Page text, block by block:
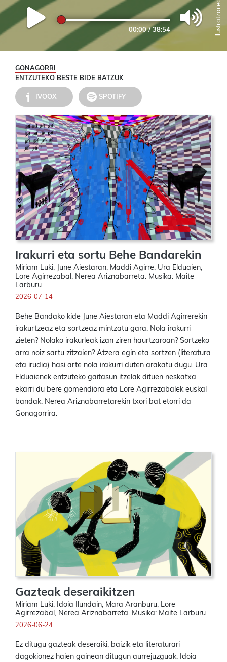
00:00/38:54
GONAGORRI
ENTZUTEKO BESTE BIDE BATZUK
IVOOX SPOTIFY
Irakurri eta sortu Behe Bandarekin
Miriam Luki, June Aiestaran, Maddi Agirre, Ura Elduaien,
Lore Agirrezabal, Nerea Ariznabarreta. Musika: Maite
Larburu
2026-07-14
Behe Bandako kide June Aiestaran eta Maddi Agirrerekin
irakurtzeaz eta sortzeaz mintzatu gara. Nola irakurri
zieten? Nolako irakurleak izan ziren haurtzaroan? Sortzeko
arra noiz sartu zitzaien? Atzera egin eta sortzen (literatura
eta irudia) hasi arte nola irakurri duten arakatu dugu. Ura
Elduaienek entzuteko gaitasun itzelak dituen neskatxa
ekarri du bere gomendiora eta Lore Agirrezabalek euskal
bandak. Nerea Ariznabarretarekin txori bat etorri da
Gonagorrira.
Gazteak deseraikitzen
Miriam Luki, Idoia Ilundain, Mara Aranburu, Lore
Agirrezabal, Nerea Ariznabarreta. Musika: Maite Larburu
2026-06-24
Ez ditugu gazteak deseraiki, baizik eta literaturari
dagokionez haien gainean ditugun aurrejuzguak. Idoia